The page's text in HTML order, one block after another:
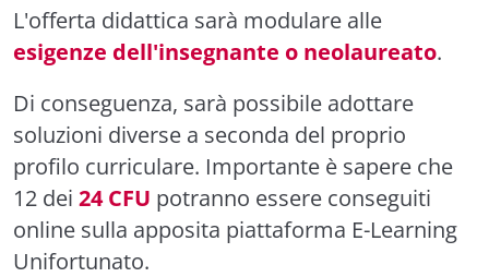
L'offerta didattica sarà modulare alle
esigenze dell'insegnante o neolaureato.
Di conseguenza, sarà possibile adottare
soluzioni diverse a seconda del proprio
profilo curriculare. Importante è sapere che
12 dei 24 CFU potranno essere conseguiti
online sulla apposita piattaforma E-Learning
Unifortunato.